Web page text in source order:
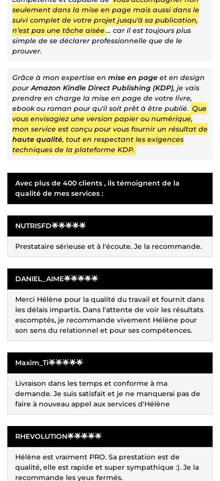
seulement dans la mise en page mais aussi dans le
suivi complet de votre projet jusqu’à sa publication,
n’est pas une tâche aisée … car il est toujours plus
simple de se déclarer professionnelle que de le
prouver.
Grâce à mon expertise en mise en page et en design
pourAmazon Kindle Direct Publishing (KDP), je vais
prendre en charge la mise en page de votre livre,
ebook ou roman pour qu'il soit prêt à être publié. Que
vous envisagiez une version papier ou numérique,
mon service est conçu pour vous fournir un résultat de
haute qualité, tout en respectant les exigences
techniques de la plateforme KDP.
Avec plus de 400 clients , ils témoignent de la
qualité de mes services :
NUTRISFD🌟🌟🌟🌟🌟
Prestataire sérieuse et à l'écoute. Je la recommande.
DANIEL_AIME🌟🌟🌟🌟🌟
Merci Hélène pour la qualité du travail et fournit dans
les délais impartis. Dans l'attente de voir les résultats
escomptés, je recommande vivement Hélène pour
son sens du relationnel et pour ses compétences.
Maxim_Ti🌟🌟🌟🌟🌟
Livraison dans les temps et conforme à ma
demande. Je suis satisfait et je ne manquerai pas de
faire à nouveau appel aux services d'Hélène
RHEVOLUTION🌟🌟🌟🌟🌟
Hélène est vraiment PRO. Sa prestation est de
qualité, elle est rapide et super sympathique :). Je la
recommande les yeux fermés.